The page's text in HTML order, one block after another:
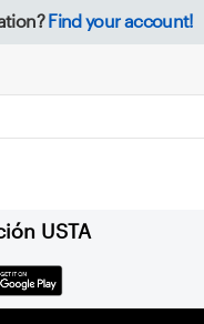
Find your account!
USTA